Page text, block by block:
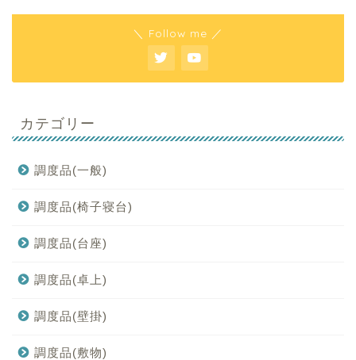
＼ Follow me ／
カテゴリー
調度品(一般)
調度品(椅子寝台)
調度品(台座)
調度品(卓上)
調度品(壁掛)
調度品(敷物)